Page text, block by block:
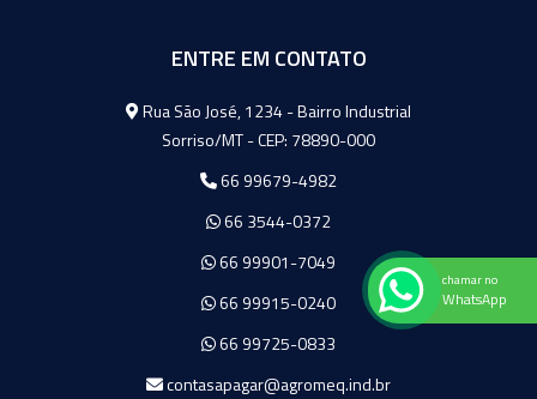
ENTRE EM CONTATO
Agromeq
Rua São José, 1234 - Bairro Industrial
Sorriso/MT - CEP: 78890-000
66 99679-4982
66 3544-0372
66 99901-7049
66 99915-0240
66 99725-0833
contasapagar@agromeq.ind.br
chamar no
WhatsApp